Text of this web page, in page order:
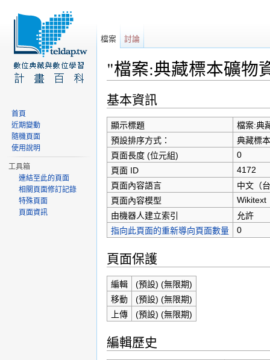
"檔案:典藏標本礦物
基本資訊
顯示標題
檔案:典
預設排序方式：
典藏標
頁面長度 (位元組)
0
頁面 ID
4172
頁面內容語言
中文（
頁面內容模型
Wikitext
由機器人建立索引
允許
指向此頁面的重新導向頁面數量
0
頁面保護
編輯
(預設) (無限期)
移動
(預設) (無限期)
上傳
(預設) (無限期)
編輯歷史
檔案 討論
首頁
近期變動
隨機頁面
使用說明
工具箱
連結至此的頁面
相關頁面修訂記錄
特殊頁面
頁面資訊